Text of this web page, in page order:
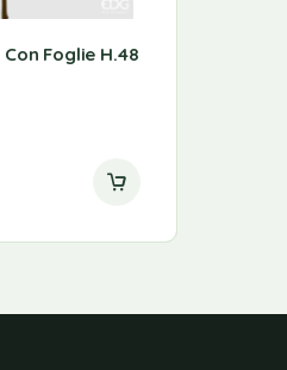
Foglie H.48